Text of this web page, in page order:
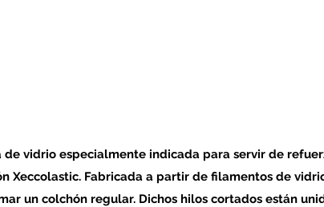
vidrio especialmente indicada para servir de
Xeccolastic. Fabricada a partir de filamentos de
un colchón regular. Dichos hilos cortados están